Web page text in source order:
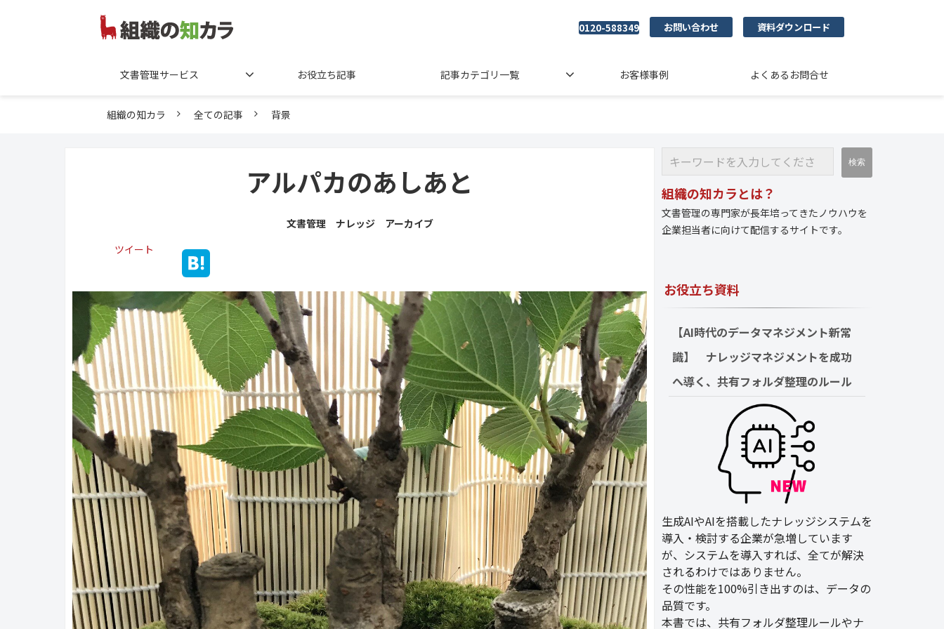
0120-588349 お問い合わせ 資料ダウンロード
文書管理サービス お役立ち記事 記事カテゴリ一覧 お客様事例 よくあるお問合せ
組織の知カラ 全ての記事 背景
アルパカのあしあと
文書管理 ナレッジ アーカイブ
ツイート
組織の知カラとは？
文書管理の専門家が長年培ってきたノウハウを
企業担当者に向けて配信するサイトです。
お役立ち資料
【AI時代のデータマネジメント新常
識】　ナレッジマネジメントを成功
へ導く、共有フォルダ整理のルール
生成AIやAIを搭載したナレッジシステムを
導入・検討する企業が急増しています
が、システムを導入すれば、全てが解決
されるわけではありません。
その性能を100%引き出すのは、データの
品質です。
本書では、共有フォルダ整理ルールやナ